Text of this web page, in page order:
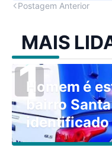
Postagem Anterior
MAIS
Homem é
bairro
identificado